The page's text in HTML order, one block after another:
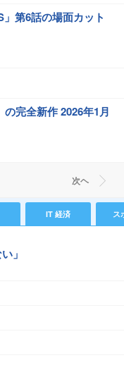
第6話の場面カット
の完全新作 2026年1月
次ヘ
IT 経済 ス
」